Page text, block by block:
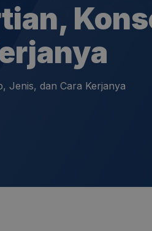
Jenis, dan Cara Kerjanya